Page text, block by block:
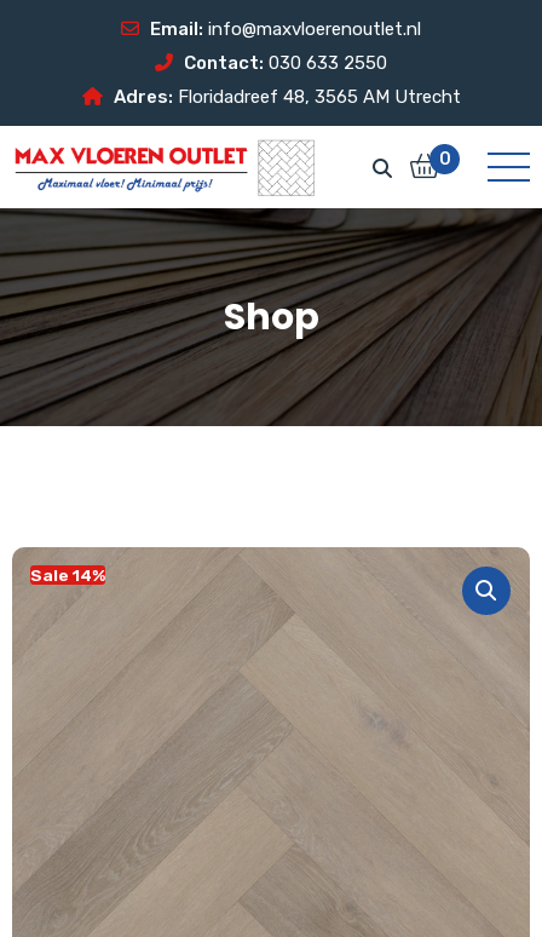
Email: info@maxvloerenoutlet.nl
Contact: 030 633 2550
Adres: Floridadreef 48, 3565 AM Utrecht
0
Shop
Sale 14%